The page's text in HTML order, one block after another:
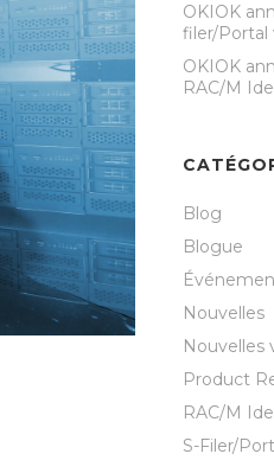
OKIOK
filer/Portal
OKIOK
RAC/M
Blog
Blogue
Nouvelles
Nouvelles
Product
RAC/M
S-Filer/